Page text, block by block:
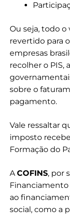
Ou seja, todo o
revertido para
empresas
recolher o PIS,
sobre o
pagamento.
Vale ressaltar
imposto
Formação do
ACOFINS, por
Financiamento
ao
social, como a